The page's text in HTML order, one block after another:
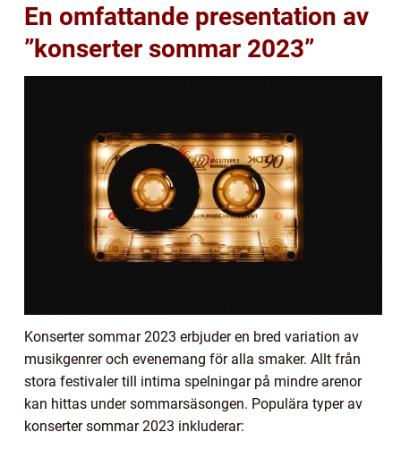
En omfattande presentation av
”konserter sommar 2023”
Konserter sommar 2023 erbjuder en bred variation av
musikgenrer och evenemang för alla smaker. Allt från
stora festivaler till intima spelningar på mindre arenor
kan hittas under sommarsäsongen. Populära typer av
konserter sommar 2023 inkluderar: